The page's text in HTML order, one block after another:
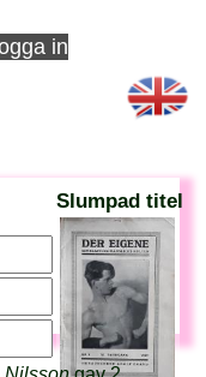
in
Slumpad titel